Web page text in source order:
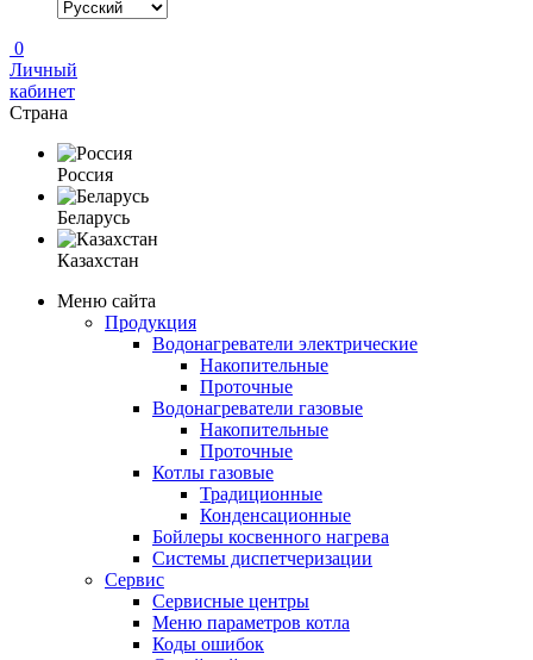
0
Личный
кабинет
Страна
Россия
Беларусь
Казахстан
Меню сайта
Продукция
Водонагреватели электрические
Накопительные
Проточные
Водонагреватели газовые
Накопительные
Проточные
Котлы газовые
Традиционные
Конденсационные
Бойлеры косвенного нагрева
Системы диспетчеризации
Сервис
Сервисные центры
Меню параметров котла
Коды ошибок